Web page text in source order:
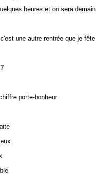
heures et on sera demain
une autre rentrée que je fête
porte-bonheur